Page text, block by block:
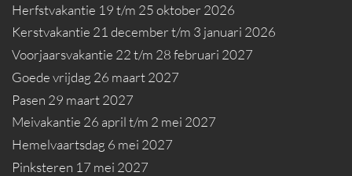
Herfstvakantie 19 t/m 25 oktober 2026
Kerstvakantie 21 december t/m 3 januari 2026
Voorjaarsvakantie 22 t/m 28 februari 2027
Goede vrijdag 26 maart 2027
Pasen 29 maart 2027
Meivakantie 26 april t/m 2 mei 2027
Hemelvaartsdag 6 mei 2027
Pinksteren 17 mei 2027